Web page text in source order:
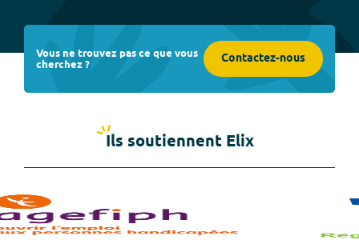
Vous ne trouvez pas ce que vous
cherchez ? Contactez-nous
Ils soutiennent Elix